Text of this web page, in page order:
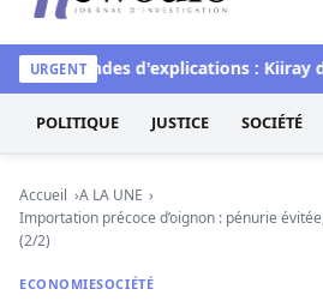
Kéwoulo, le premier site
URGENTd'explications : Kiiray de
POLITIQUE JUSTICE SOCIÉTÉ
Accueil
A LA UNE
Importation précoce d’oignon : pénurie
(2/2)
ECONOMIESOCIÉTÉ